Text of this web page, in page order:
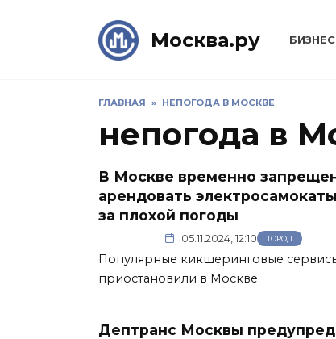
Москва.ру БИЗНЕС
ГЛАВНАЯ » НЕПОГОДА В МОСКВЕ
непогода в
В Москве временно
арендовать
за плохой погоды
05.11.2024, 12:10 ГОРОД
Популярные кикшеринговые
приостановили в Москве
Дептранс Москвы